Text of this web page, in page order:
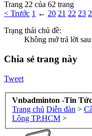
Trang 22 của 62 trang
< Trước 1 ← 20 21 22 23
Trạng thái chủ đề:
Không mở trả lời sau
Chia sẻ trang này
Tweet
Vnbadminton -Tin
Trang chủ Diễn đàn >
Lông TP.HCM >